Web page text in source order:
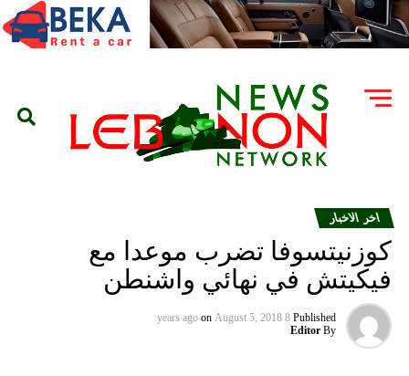
اخر الاخبار
كوزنيتسوفا تضرب موعدا مع
فيكيتش في نهائي واشنطن
Published
8 years ago
on August 5, 2018
By
Editor